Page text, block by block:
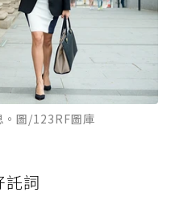
。圖/123RF圖庫
託詞